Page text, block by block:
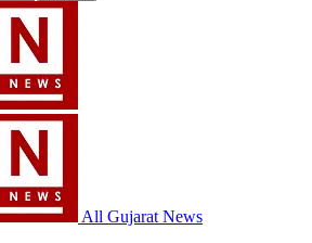
All Gujarat News